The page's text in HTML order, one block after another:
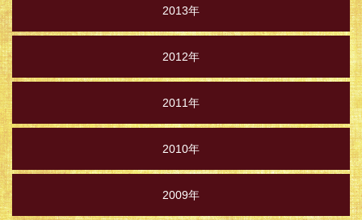
2013年
2012年
2011年
2010年
2009年